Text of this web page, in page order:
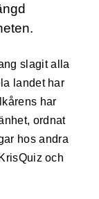
slagit alla
landet har
har
ordnat
hos andra
och